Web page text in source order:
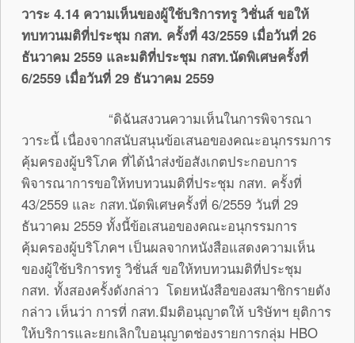
วาระ 4.14 ความเห็นของผู้ใช้บริการทรู วิชั่นส์ ขอให้
ทบทวนมติที่ประชุม กสท. ครั้งที่ 43/2559 เมื่อวันที่ 26
ธันวาคม 2559 และมติที่ประชุม กสท.นัดพิเศษครั้งที่
6/2559 เมื่อวันที่ 29 ธันวาคม 2559
“ดิฉันสงวนความเห็นในการพิจารณา
วาระนี้ เนื่องจากสนับสนุนข้อเสนอของคณะอนุกรรมการ
คุ้มครองผู้บริโภค ที่ได้นำส่งข้อสังเกตประกอบการ
พิจารณาการขอให้ทบทวนมติที่ประชุม กสท. ครั้งที่
43/2559 และ กสท.นัดพิเศษครั้งที่ 6/2559 วันที่ 29
ธันวาคม 2559 ทั้งนี้ข้อเสนอของคณะอนุกรรมการ
คุ้มครองผู้บริโภคฯ เป็นผลจากหนังสือแสดงความเห็น
ของผู้ใช้บริการทรู วิชั่นส์ ขอให้ทบทวนมติที่ประชุม
กสท. ทั้งสองครั้งดังกล่าว โดยหนังสือของสมาชิกรายดัง
กล่าว เห็นว่า การที่ กสท.มีมติอนุญาตให้ บริษัทฯ ยุติการ
ให้บริการและยกเลิกใบอนุญาตช่องรายการกลุ่ม HBO